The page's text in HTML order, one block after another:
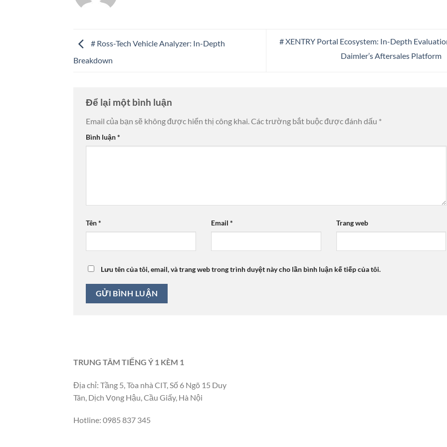
# Ross-Tech Vehicle Analyzer: In-Depth
Breakdown
# XENTRY Portal Ecosystem: In-Depth
Daimler’s Aftersales Platform
Để lại một bình luận
Email của bạn sẽ không được hiển thị công khai.Các trường bắt buộc được đánh dấu *
Bình luận*
Tên* Email * Trang web
Lưu tên của tôi, email, và trang web trong trình duyệt này cho lần bình luận kế tiếp của tôi.
TRUNG TÂM TIẾNG Ý 1 KÈM 1
Địa chỉ: Tầng 5, Tòa nhà CIT, Số 6 Ngõ 15 Duy
Tân, Dịch Vọng Hậu, Cầu Giấy, Hà Nội
Hotline: 0985 837 345